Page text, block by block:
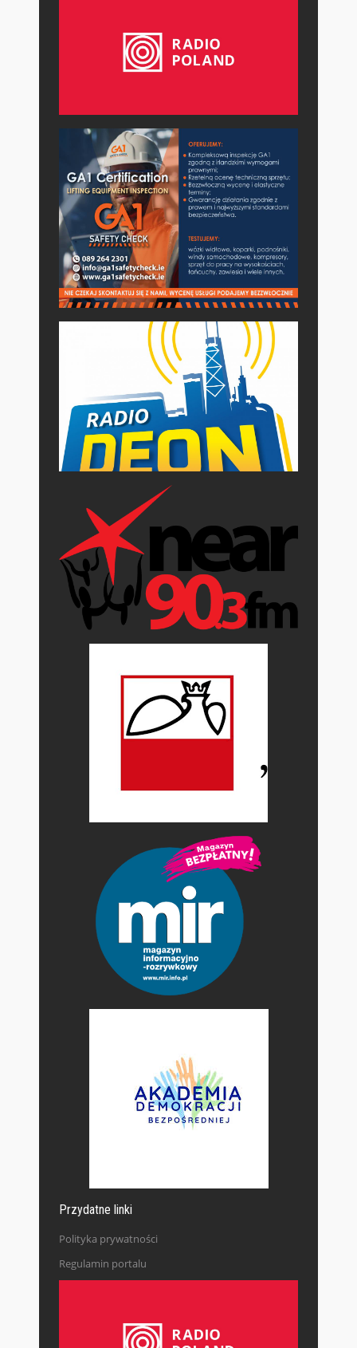
Przydatne linki
Polityka prywatności
Regulamin portalu